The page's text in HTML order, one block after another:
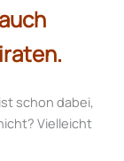
schon dabei,
Vielleicht